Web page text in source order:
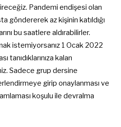
Pandemi endişesi olan
göndererek az kişinin katıldığı
bu saatlere aldırabilirler.
istemiyorsanız 1 Ocak 2022
tanıdıklarınıza kalan
Sadece grup dersine
girip onaylanması ve
koşulu ile devralma